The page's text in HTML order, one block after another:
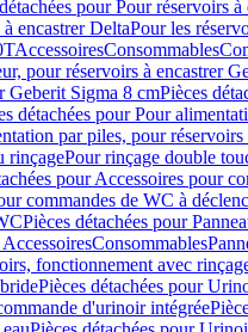
pour Pour réservoirs à
encastrer DeltaPour les
AccessoiresConsommables
pour réservoirs à encastrer
Geberit Sigma 8 cmPièces
détachées pour Pour
par piles, pour
rinçagePour rinçage double
pour Accessoires pour
commandes de WC à
Pièces détachées pour
Consommables
fonctionnement avec
Pièces détachées pour
d'urinoir intégrée